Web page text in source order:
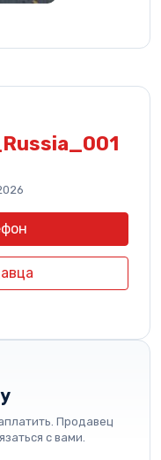
Продавец
с вами.